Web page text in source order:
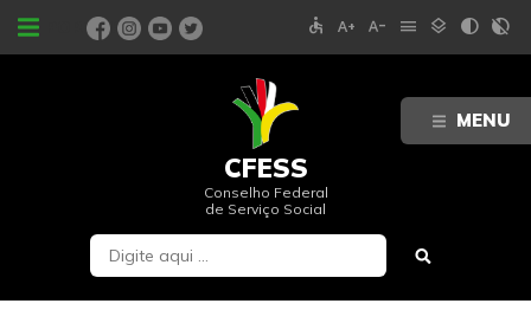
MENU
PORTAIS accessible text_increase text_decrease menu layers contrast contrast_rtl_off
CFESS
Conselho Federal
de Serviço Social